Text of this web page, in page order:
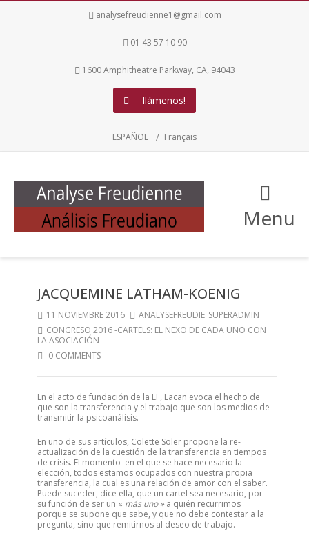
analysefreudienne1@gmail.com
01 43 57 10 90
1600 Amphitheatre Parkway, CA, 94043
llámenos!
ESPAÑOL Français
Menu
JACQUEMINE LATHAM-KOENIG
11 NOVIEMBRE 2016
ANALYSEFREUDIE_SUPERADMIN
CONGRESO 2016 -CARTELS: EL NEXO DE CADA UNO CON
LA ASOCIACIÓN
0 COMMENTS
En el acto de fundación de la EF, Lacan evoca el hecho de
que son la transferencia y el trabajo que son los medios de
transmitir la psicoanálisis.
En uno de sus artículos, Colette Soler propone la re-
actualización de la cuestión de la transferencia en tiempos
de crisis. El momento en el que se hace necesario la
elección, todos estamos ocupados con nuestra propia
transferencia, la cual es una relación de amor con el saber.
Puede suceder, dice ella, que un cartel sea necesario, por
su función de ser un « más uno » a quién recurrimos
porque se supone que sabe, y que no debe contestar a la
pregunta, sino que remitirnos al deseo de trabajo.